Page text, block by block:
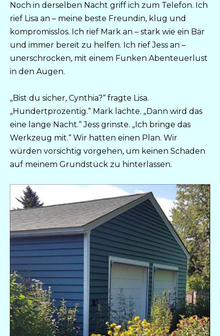
Noch in derselben Nacht griff ich zum Telefon. Ich
rief Lisa an – meine beste Freundin, klug und
kompromisslos. Ich rief Mark an – stark wie ein Bär
und immer bereit zu helfen. Ich rief Jess an –
unerschrocken, mit einem Funken Abenteuerlust
in den Augen.
„Bist du sicher, Cynthia?“ fragte Lisa.
„Hundertprozentig.“ Mark lachte. „Dann wird das
eine lange Nacht.“ Jess grinste. „Ich bringe das
Werkzeug mit.“ Wir hatten einen Plan. Wir
würden vorsichtig vorgehen, um keinen Schaden
auf meinem Grundstück zu hinterlassen.